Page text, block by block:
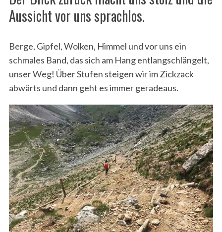
Aussicht vor uns sprachlos.
Berge, Gipfel, Wolken, Himmel und vor uns ein
schmales Band, das sich am Hang entlangschlängelt,
unser Weg! Über Stufen steigen wir im Zickzack
abwärts und dann geht es immer geradeaus.